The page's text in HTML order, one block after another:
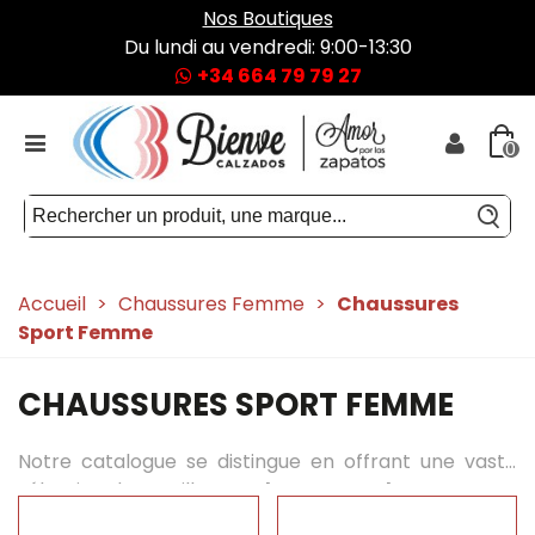
Nos Boutiques
Du lundi au vendredi: 9:00-13:30
+34 664 79 79 27
0
Accueil > Chaussures Femme > Chaussures
Sport Femme
CHAUSSURES SPORT FEMME
Notre catalogue se distingue en offrant une vaste
sélection des meilleureschaussures de sport pour